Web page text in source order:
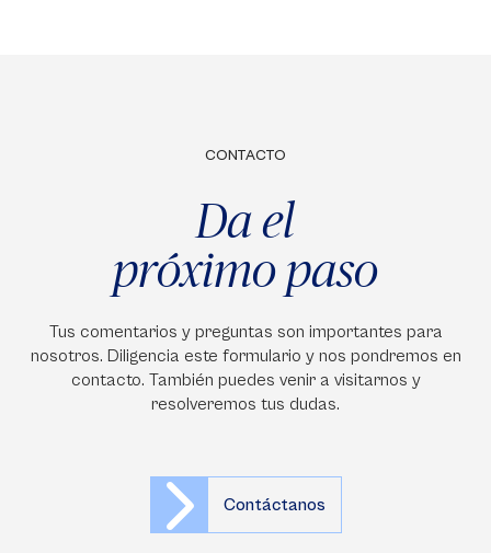
CONTACTO
Da el
próximo paso
Tus comentarios y preguntas son importantes para
nosotros. Diligencia este formulario y nos pondremos en
contacto. También puedes venir a visitarnos y
resolveremos tus dudas.
Contáctanos